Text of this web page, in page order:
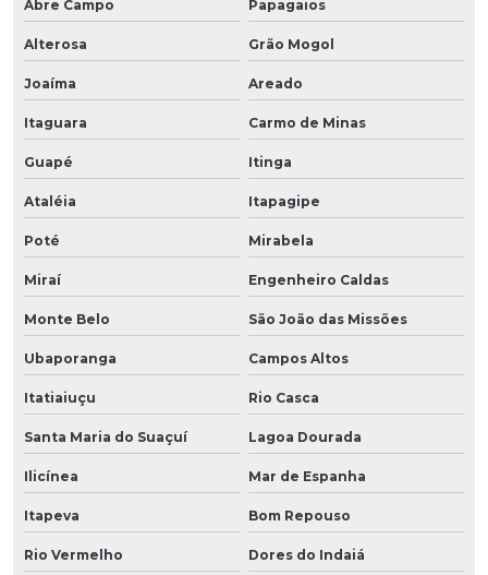
Abre Campo Papagaios
Alterosa Grão Mogol
Joaíma Areado
Itaguara Carmo de Minas
Guapé Itinga
Ataléia Itapagipe
Poté Mirabela
Miraí Engenheiro Caldas
Monte Belo São João das Missões
Ubaporanga Campos Altos
Itatiaiuçu Rio Casca
Santa Maria do Suaçuí Lagoa Dourada
Ilicínea Mar de Espanha
Itapeva Bom Repouso
Rio Vermelho Dores do Indaiá